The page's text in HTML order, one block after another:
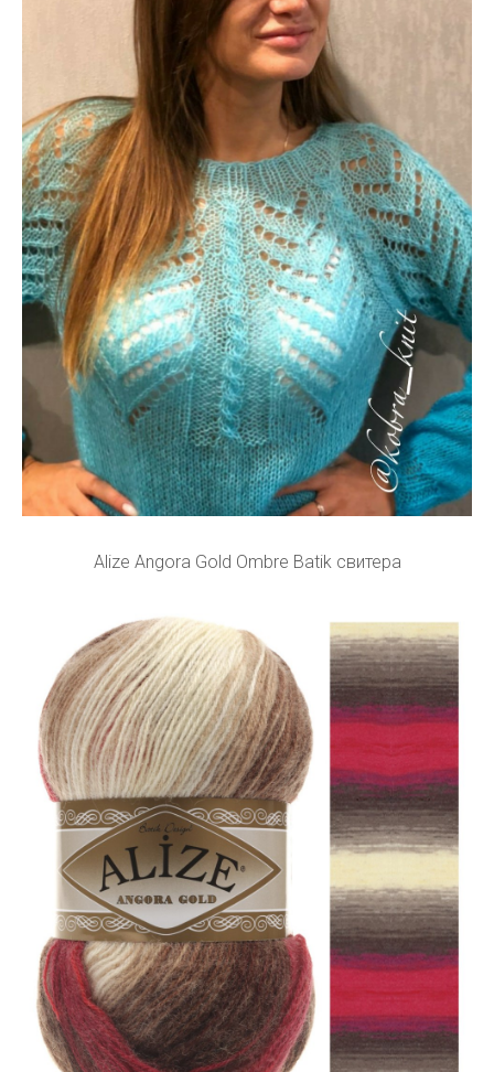
Alize Angora Gold Ombre Batik свитера